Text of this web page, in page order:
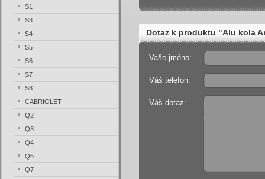
Dotaz k produktu "Alu kola
Vaše jméno:
Váš telefon:
Váš dotaz:
S1
S3
S4
S5
S6
S7
S8
CABRIOLET
Q2
Q3
Q4
Q5
Q7